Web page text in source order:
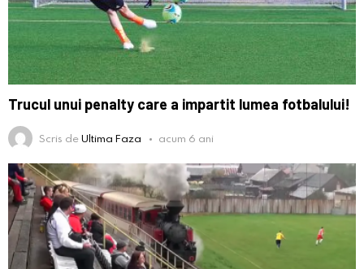
Trucul unui penalty care a impartit lumea fotbalului!
Scris deUltima Faza acum 6 ani